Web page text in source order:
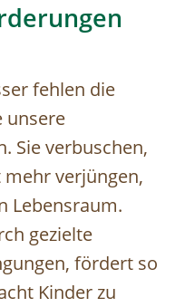
fehlen die
unsere
Sie verbuschen,
verjüngen,
Lebensraum.
gezielte
fördert so
Kinder zu